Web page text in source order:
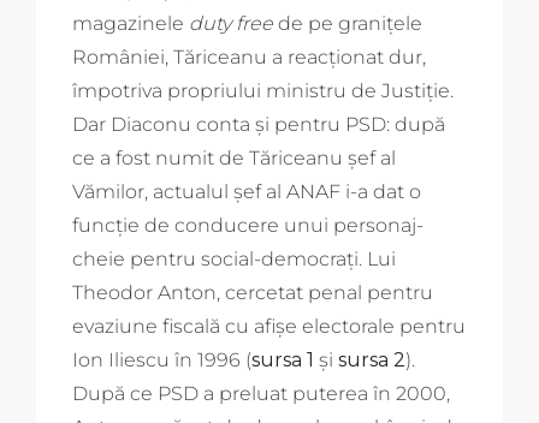
magazinele duty free de pe granițele
României, Tăriceanu a reacționat dur,
împotriva propriului ministru de Justiție.
Dar Diaconu conta și pentru PSD: după
ce a fost numit de Tăriceanu șef al
Vămilor, actualul șef al ANAF i-a dat o
funcție de conducere unui personaj-
cheie pentru social-democrați. Lui
Theodor Anton, cercetat penal pentru
evaziune fiscală cu afișe electorale pentru
Ion Iliescu în 1996 (sursa 1 și sursa 2).
După ce PSD a preluat puterea în 2000,